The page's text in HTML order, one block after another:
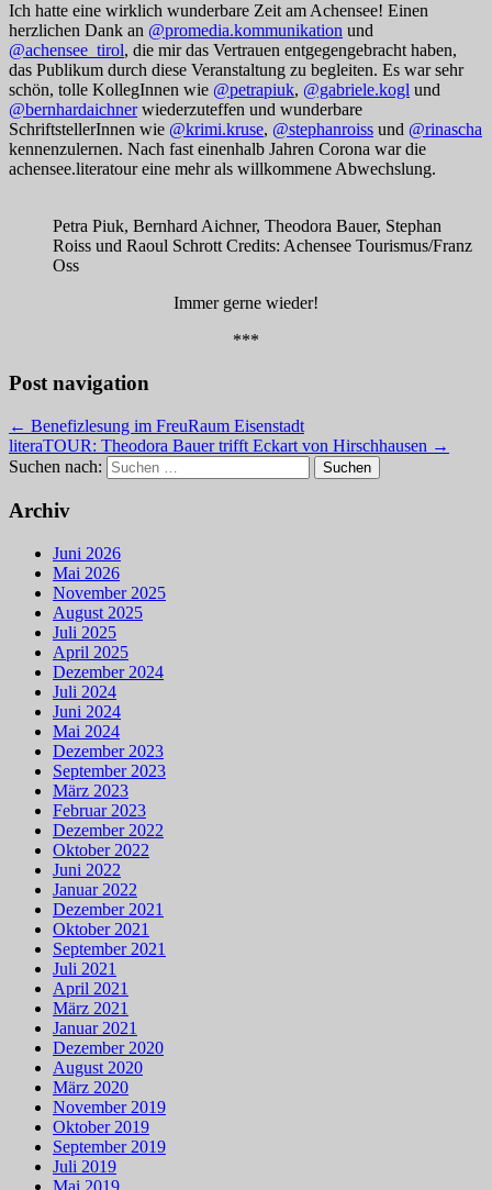
Ich hatte eine wirklich wunderbare Zeit am Achensee! Einen
herzlichen Dank an @promedia.kommunikation und
@achensee_tirol, die mir das Vertrauen entgegengebracht haben,
das Publikum durch diese Veranstaltung zu begleiten. Es war sehr
schön, tolle KollegInnen wie @petrapiuk, @gabriele.kogl und
@bernhardaichnerwiederzuteffen und wunderbare
SchriftstellerInnen wie @krimi.kruse, @stephanroiss und @rinascha
kennenzulernen. Nach fast einenhalb Jahren Corona war die
achensee.literatour eine mehr als willkommene Abwechslung.
Petra Piuk, Bernhard Aichner, Theodora Bauer, Stephan
Roiss und Raoul Schrott Credits: Achensee Tourismus/Franz
Oss
Immer gerne wieder!
***
Post navigation
← Benefizlesung im FreuRaum Eisenstadt
literaTOUR: Theodora Bauer trifft Eckart von Hirschhausen →
Suchen nach:
Archiv
Juni 2026
Mai 2026
November 2025
August 2025
Juli 2025
April 2025
Dezember 2024
Juli 2024
Juni 2024
Mai 2024
Dezember 2023
September 2023
März 2023
Februar 2023
Dezember 2022
Oktober 2022
Juni 2022
Januar 2022
Dezember 2021
Oktober 2021
September 2021
Juli 2021
April 2021
März 2021
Januar 2021
Dezember 2020
August 2020
März 2020
November 2019
Oktober 2019
September 2019
Juli 2019